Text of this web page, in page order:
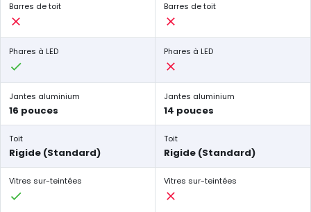
Barres de toit Barres de toit
Phares à LED Phares à LED
Jantes aluminium
16 pouces
Jantes aluminium
14 pouces
Toit
Rigide (Standard)
Toit
Rigide (Standard)
Vitres sur-teintées Vitres sur-teintées